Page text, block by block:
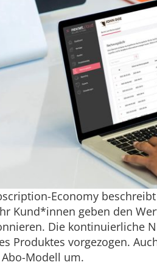
Economy
Kund*innen geben den
Die kontinuierliche
Produktes vorgezogen.
Modell um.